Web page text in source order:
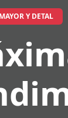
Y DETAL